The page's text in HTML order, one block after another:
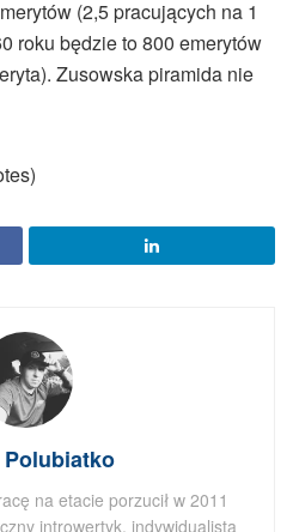
(2,5 pracujących na 1
roku będzie to 800 emerytów
Zusowska piramida nie
Polubiatko
na etacie porzucił w 2011
introwertyk, indywidualista